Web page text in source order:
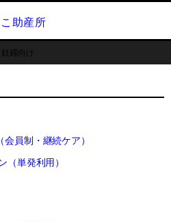
こ助産所
妊婦向け
員制・継続ケア）
（単発利用）